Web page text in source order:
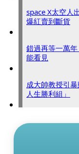
space X太空人
爆紅賣到斷貨
錯過再等一萬
能看見
成大帥教授引
人生勝利組」